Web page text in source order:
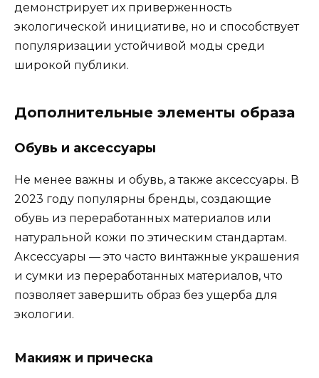
демонстрирует их приверженность
экологической инициативе, но и способствует
популяризации устойчивой моды среди
широкой публики.
Дополнительные элементы образа
Обувь и аксессуары
Не менее важны и обувь, а также аксессуары. В
2023 году популярны бренды, создающие
обувь из переработанных материалов или
натуральной кожи по этическим стандартам.
Аксессуары — это часто винтажные украшения
и сумки из переработанных материалов, что
позволяет завершить образ без ущерба для
экологии.
Макияж и прическа